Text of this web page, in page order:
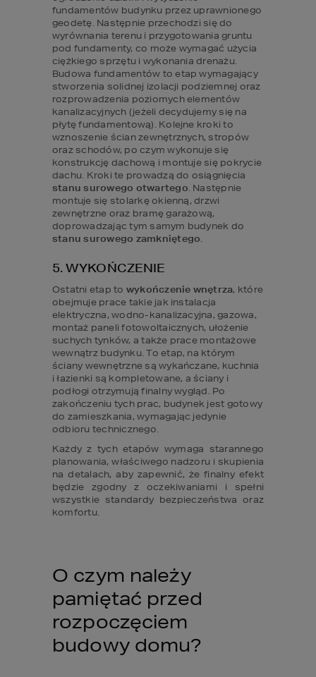
fundamentów budynku przez uprawnionego
geodetę. Następnie przechodzi się do
wyrównania terenu i przygotowania gruntu
pod fundamenty, co może wymagać użycia
ciężkiego sprzętu i wykonania drenażu.
Budowa fundamentów to etap wymagający
stworzenia solidnej izolacji podziemnej oraz
rozprowadzenia poziomych elementów
kanalizacyjnych (jeżeli decydujemy się na
płytę fundamentową). Kolejne kroki to
wznoszenie ścian zewnętrznych, stropów
oraz schodów, po czym wykonuje się
konstrukcję dachową i montuje się pokrycie
stanu surowego otwartego. Następnie
montuje się stolarkę okienną, drzwi
zewnętrzne oraz bramę garażową,
doprowadzając tym samym budynek do
stanu surowego zamkniętego.
5. WYKOŃCZENIE
Ostatni etap to wykończenie wnętrza, które
obejmuje prace takie jak instalacja
elektryczna, wodno-kanalizacyjna, gazowa,
montaż paneli fotowoltaicznych, ułożenie
suchych tynków, a także prace montażowe
wewnątrz budynku. To etap, na którym
ściany wewnętrzne są wykańczane, kuchnia
i łazienki są kompletowane, a ściany i
podłogi otrzymują finalny wygląd. Po
zakończeniu tych prac, budynek jest gotowy
do zamieszkania, wymagając jedynie
odbioru technicznego.
Każdy z tych etapów wymaga starannego
planowania, właściwego nadzoru i skupienia
na detalach, aby zapewnić, że finalny efekt
będzie zgodny z oczekiwaniami i spełni
wszystkie standardy bezpieczeństwa oraz
komfortu.
O czym należy
pamiętać przed
rozpoczęciem
budowy domu?